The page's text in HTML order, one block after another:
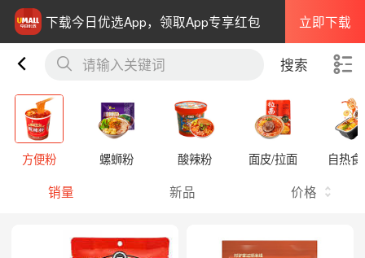
下载今日优选App，领取App专享红包 立即下载
请输入关键词 搜索
方便粉 螺蛳粉 酸辣粉 面皮/拉面 自热
销量 新品 价格